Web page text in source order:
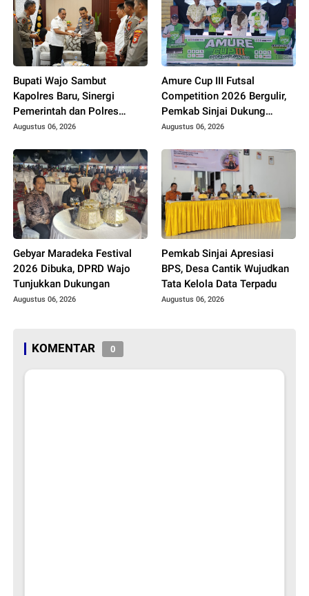
Bupati Wajo Sambut
Kapolres Baru, Sinergi
Pemerintah dan Polres
Diperkuat
Augustus 06, 2026
Amure Cup III Futsal
Competition 2026 Bergulir,
Pemkab Sinjai Dukung
Pembinaan Atlet Muda
Augustus 06, 2026
Gebyar Maradeka Festival
2026 Dibuka, DPRD Wajo
Tunjukkan Dukungan
Augustus 06, 2026
Pemkab Sinjai Apresiasi
BPS, Desa Cantik Wujudkan
Tata Kelola Data Terpadu
Augustus 06, 2026
KOMENTAR 0